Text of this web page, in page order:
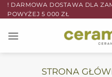
Przewiń
do
! DARMOWA DOSTAWA DLA
POWYŻEJ 5 000 ZŁ
STRONA